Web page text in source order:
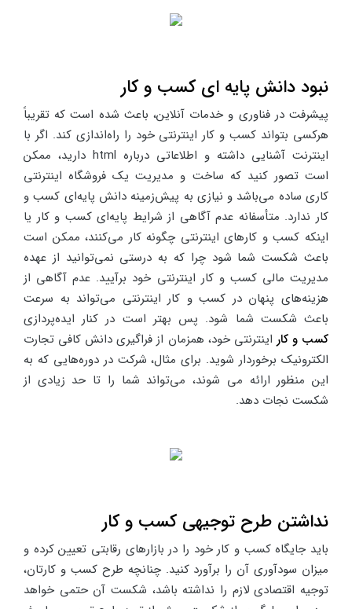
نبود دانش پایه ای کسب و کار
پیشرفت در فناوری و خدمات آنلاین، باعث شده است که تقریباً
هرکسی بتواند کسب و کار اینترنتی خود را راه‌اندازی کند. اگر با
اینترنت آشنایی داشته و اطلاعاتی درباره html دارید، ممکن
است تصور کنید که ساخت و مدیریت یک فروشگاه اینترنتی
کاری ساده می‌باشد و نیازی به پیش‌زمینه دانش پایه‌ای کسب و
کار ندارد. متأسفانه عدم آگاهی از شرایط پایه‌ای کسب و کار یا
اینکه کسب و کارهای اینترنتی چگونه کار می‌‌کنند، ممکن است
باعث شکست شما شود چرا که به درستی نمی‌توانید از عهده
مدیریت مالی کسب و کار اینترنتی خود برآیید. عدم آگاهی از
هزینه‌های پنهان در کسب و کار اینترنتی می‌تواند به سرعت
باعث شکست شما شود. پس بهتر است در کنار ایده‌پردازی
کسب و کار اینترنتی خود، همزمان از فراگیری دانش کافی تجارت
الکترونیک برخوردار شوید. برای مثال، شرکت در دوره‌هایی که به
این منظور ارائه می شوند، می‌تواند شما را تا حد زیادی از
شکست نجات دهد.
نداشتن طرح توجیهی کسب و کار
باید جایگاه کسب و کار خود را در بازارهای رقابتی تعیین کرده و
میزان سودآوری آن را برآورد کنید. چنانچه طرح کسب و کارتان،
توجیه اقتصادی لازم را نداشته باشد، شکست آن حتمی خواهد